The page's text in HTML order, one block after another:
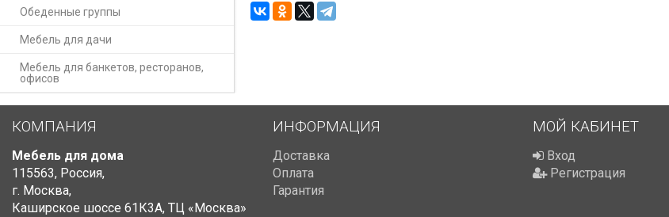
Обеденные группы
Мебель для дачи
Мебель для банкетов, ресторанов,
офисов
КОМПАНИЯ
Мебель для дома
115563, Россия,
г. Москва,
Каширское шоссе 61К3А, ТЦ «Москва»
ИНФОРМАЦИЯ
Доставка
Оплата
Гарантия
МОЙ КАБИНЕТ
Вход
Регистрация